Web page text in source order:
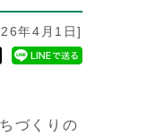
年4月1日]
づくりの